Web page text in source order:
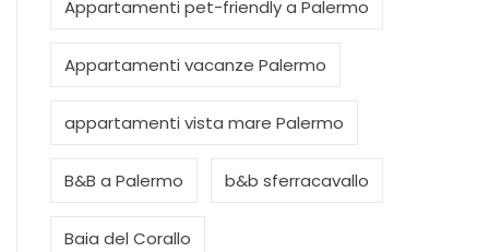
Appartamenti pet-friendly a Palermo
Appartamenti vacanze Palermo
appartamenti vista mare Palermo
B&B a Palermo b&b sferracavallo
Baia del Corallo